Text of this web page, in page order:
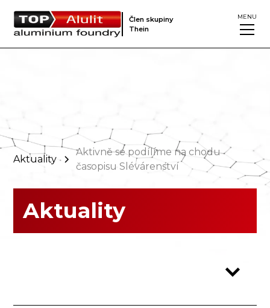
Člen skupiny
Thein
MENU
Aktuality
Aktivně se podílíme na chodu
časopisu Slévárenství
Aktuality